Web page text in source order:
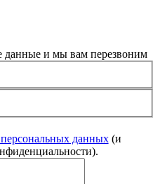
данные и мы вам перезвоним
данных(и